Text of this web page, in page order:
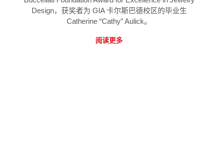
Design，获奖者为 GIA 卡尔斯巴德校区的毕业生
Catherine “Cathy” Aulick。
阅读更多